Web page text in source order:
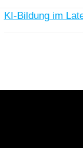
KI-Bildung im